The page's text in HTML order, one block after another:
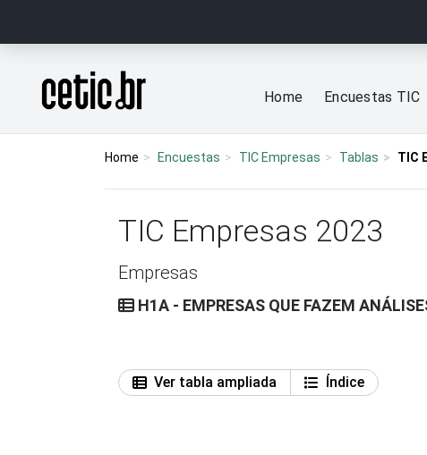
Página inicial
Home Encuestas TIC
Home Encuestas TIC Empresas Tablas TIC
TIC Empresas 2023
Empresas
H1A - EMPRESAS QUE FAZEM
Ver tabla ampliada
Índice